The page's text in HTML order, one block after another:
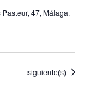
47, Málaga,
Eventos
siguiente(s)